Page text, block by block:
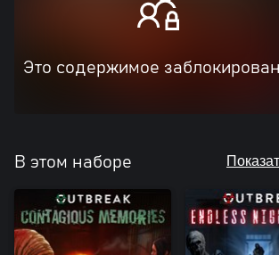
Это содержимое
В этом наборе